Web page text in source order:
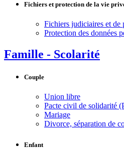
Fichiers et protection de la vie
Fichiers judiciaires et de
Protection des données
Famille - Scolarité
Couple
Union libre
Pacte civil de solidarité
Mariage
Divorce, séparation de
Enfant